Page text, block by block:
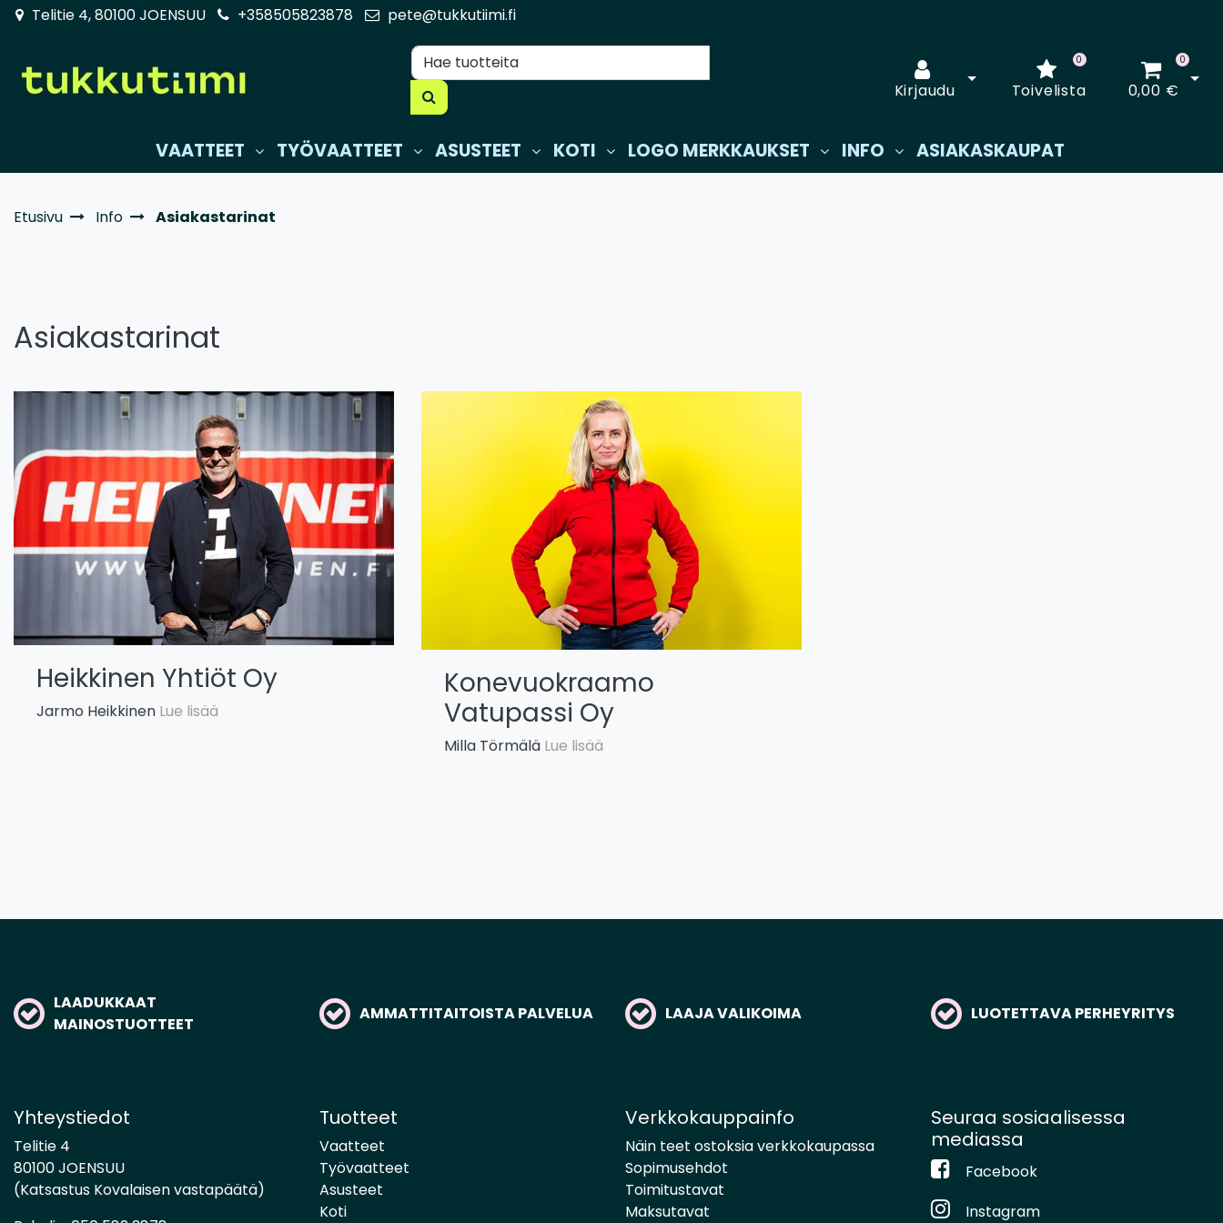
Siirry pääsisältöön
Telitie 4, 80100 JOENSUU +358505823878 pete@tukkutiimi.fi
Kirjaudu
Avaa kirjautuminen
Toivelista
0 0
0,00 €
VAATTEET TYÖVAATTEET ASUSTEET KOTI LOGO MERKKAUKSET INFO ASIAKASKAUPAT
Etusivu Info Asiakastarinat
Asiakastarinat
Heikkinen Yhtiöt Oy
Jarmo Heikkinen Lue lisää
Konevuokraamo
Vatupassi Oy
Milla Törmälä Lue lisää
LAADUKKAAT
MAINOSTUOTTEET
AMMATTITAITOISTA PALVELUA LAAJA VALIKOIMA LUOTETTAVA PERHEYRITYS
Yhteystiedot
Telitie 4
80100 JOENSUU
(Katsastus Kovalaisen vastapäätä)
Tuotteet
Vaatteet
Työvaatteet
Asusteet
Koti
Verkkokauppainfo
Näin teet ostoksia verkkokaupassa
Sopimusehdot
Toimitustavat
Maksutavat
Seuraa sosiaalisessa
mediassa
Facebook
Instagram